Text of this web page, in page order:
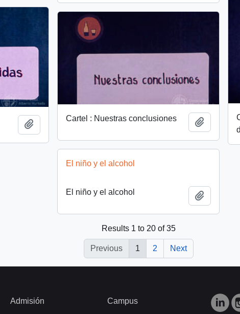
Add to clipboard
Cartel : Nuestras conclusiones Add to
El niño y el alcohol
El niño y el alcohol Add to
Results 1 to 20 of 35
Previous 1 2 Next
Admisión Campus